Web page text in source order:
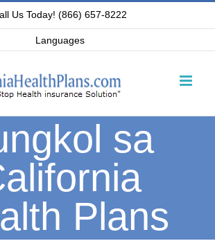
Us Today! (866) 657-8222
Languages
sa
Plans